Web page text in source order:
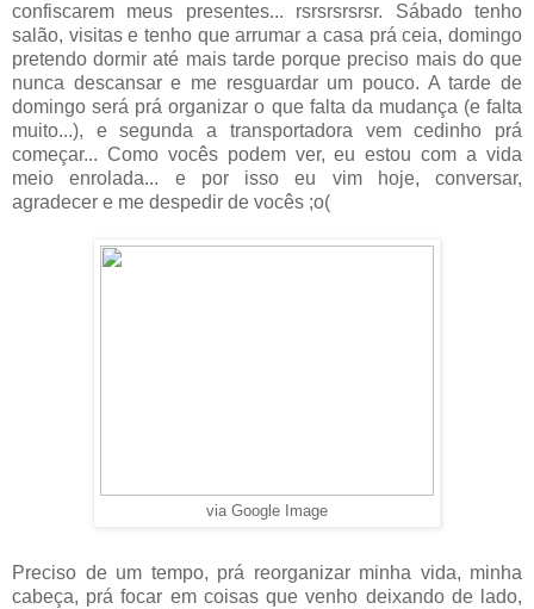
confiscarem meus presentes... rsrsrsrsrsr. Sábado tenho
salão, visitas e tenho que arrumar a casa prá ceia, domingo
pretendo dormir até mais tarde porque preciso mais do que
nunca descansar e me resguardar um pouco. A tarde de
domingo será prá organizar o que falta da mudança (e falta
muito...), e segunda a transportadora vem cedinho prá
começar... Como vocês podem ver, eu estou com a vida
meio enrolada... e por isso eu vim hoje, conversar,
agradecer e me despedir de vocês ;o(
via Google Image
Preciso de um tempo, prá reorganizar minha vida, minha
cabeça, prá focar em coisas que venho deixando de lado,